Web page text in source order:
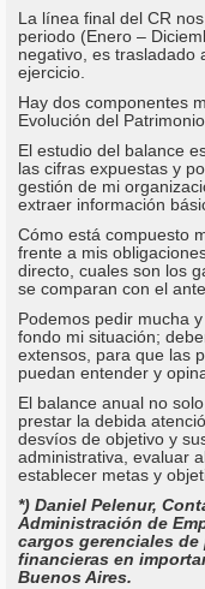
La línea final del CR
periodo (Enero –
negativo, es trasladado
ejercicio.
Hay dos componentes
Evolución del
El estudio del balance
las cifras expuestas y
gestión de mi
extraer información
Cómo está compuesto
frente a mis
directo, cuales son los
se comparan con el
Podemos pedir mucha
fondo mi situación;
extensos, para que las
puedan entender y
El balance anual no
prestar la debida
desvíos de objetivo y
administrativa, evaluar
establecer metas y
*) Daniel Pelenur,
Administración de
cargos gerenciales
financieras en
Buenos Aires.